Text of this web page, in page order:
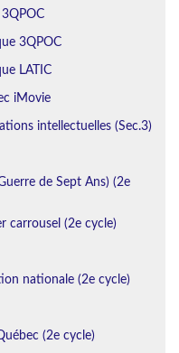
3QPOC
LATIC
iMovie
intellectuelles (Sec.3)
de Sept Ans) (2e
carrousel (2e cycle)
nationale (2e cycle)
(2e cycle)